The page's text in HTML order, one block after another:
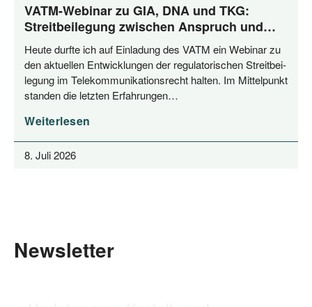
VATM-Webinar zu GIA, DNA und TKG:
Streitbeilegung zwischen Anspruch und
Praxis
Heu­te durf­te ich auf Ein­la­dung des VATM ein Web­i­nar zu
den aktu­el­len Ent­wick­lun­gen der regu­la­to­ri­schen Streit­bei­
le­gung im Tele­kom­mu­ni­ka­ti­ons­recht hal­ten. Im Mit­tel­punkt
stan­den die letz­ten Erfahrungen…
Weiterlesen
8. Juli 2026
Newsletter